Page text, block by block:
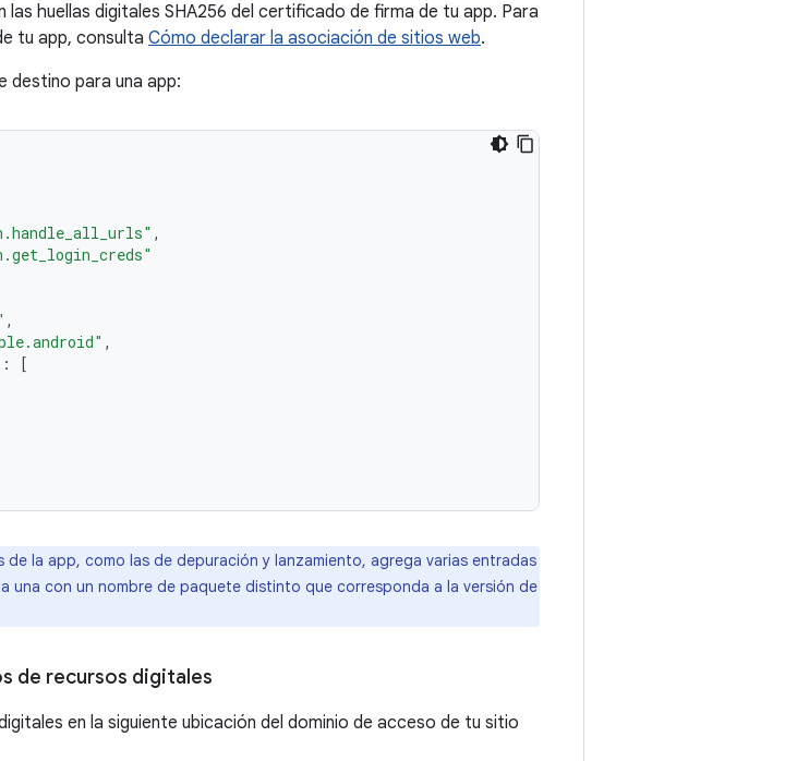
las huellas digitales SHA256 del certificado de firma de tu app. Para
tu app, consulta Cómo declarar la asociación de sitios web.
destino para una app:
,
,
,
:
[
de la app, como las de depuración y lanzamiento, agrega varias entradas
una con un nombre de paquete distinto que corresponda a la versión de
de recursos digitales
en la siguiente ubicación del dominio de acceso de tu sitio